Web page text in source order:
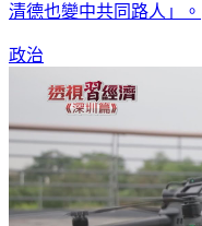
清德也變中共同路人」。
政治